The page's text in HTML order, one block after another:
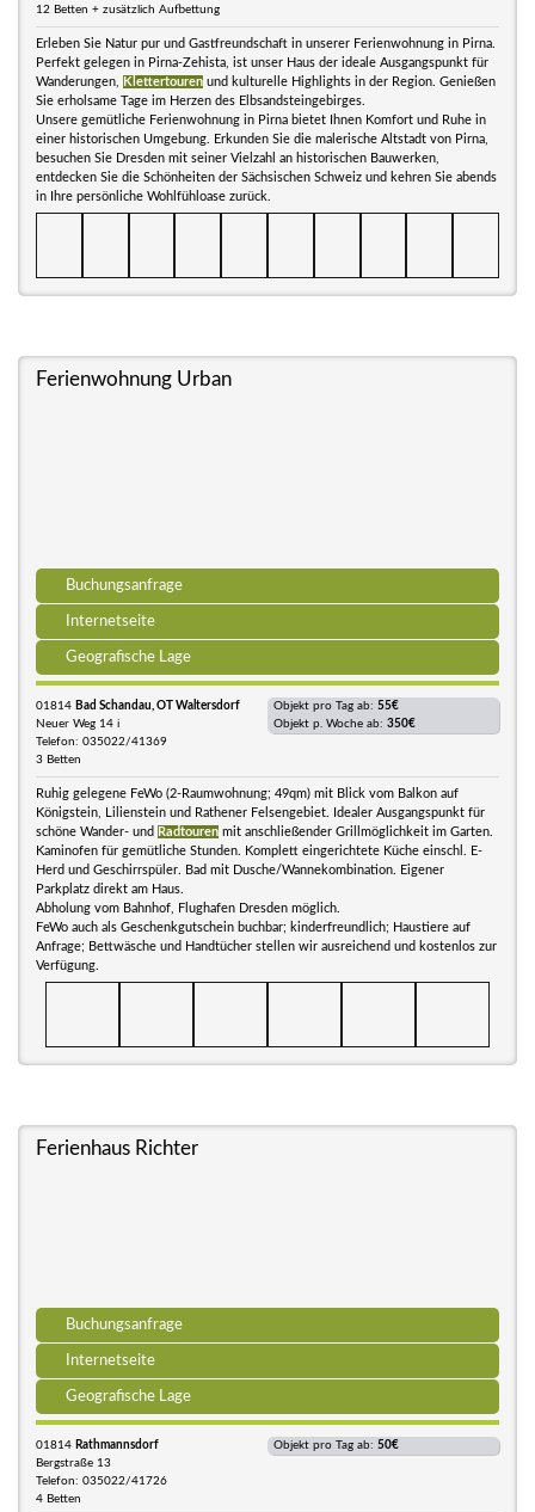
12 Betten + zusätzlich Aufbettung
Erleben Sie Natur pur und Gastfreundschaft in unserer Ferienwohnung in Pirna.
Perfekt gelegen in Pirna-Zehista, ist unser Haus der ideale Ausgangspunkt für
Wanderungen,
Klettertouren und kulturelle Highlights in der Region. Genießen
Sie erholsame Tage im Herzen des Elbsandsteingebirges.
Unsere gemütliche Ferienwohnung in Pirna bietet Ihnen Komfort und Ruhe in
einer historischen Umgebung. Erkunden Sie die malerische Altstadt von Pirna,
besuchen Sie Dresden mit seiner Vielzahl an historischen Bauwerken,
entdecken Sie die Schönheiten der Sächsischen Schweiz und kehren Sie abends
in Ihre persönliche Wohlfühloase zurück.
Ferienwohnung Urban
Buchungsanfrage
Internetseite
Geografische Lage
01814 Bad Schandau, OT Waltersdorf
Neuer Weg 14 i
Telefon: 035022/41369
3 Betten
Objekt pro Tag ab: 55€
Objekt p. Woche ab: 350€
Ruhig gelegene FeWo (2-Raumwohnung; 49qm) mit Blick vom Balkon auf
Königstein, Lilienstein und Rathener Felsengebiet. Idealer Ausgangspunkt für
schöne Wander- und Radtouren mit anschließender Grillmöglichkeit im Garten.
Kaminofen für gemütliche Stunden. Komplett eingerichtete Küche einschl. E-
Herd und Geschirrspüler. Bad mit Dusche/Wannekombination. Eigener
Parkplatz direkt am Haus.
Abholung vom Bahnhof, Flughafen Dresden möglich.
FeWo auch als Geschenkgutschein buchbar; kinderfreundlich; Haustiere auf
Anfrage; Bettwäsche und Handtücher stellen wir ausreichend und kostenlos zur
Verfügung.
Ferienhaus Richter
Buchungsanfrage
Internetseite
Geografische Lage
01814 Rathmannsdorf
Bergstraße 13
Telefon: 035022/41726
4 Betten
Objekt pro Tag ab: 50€